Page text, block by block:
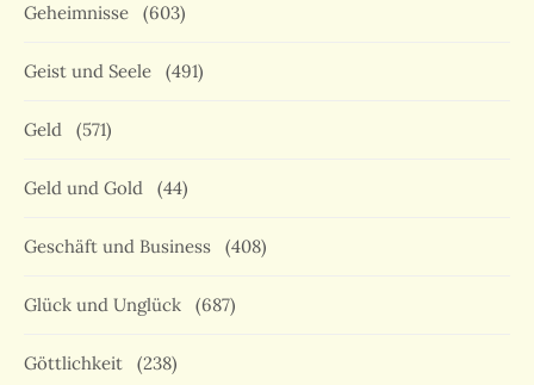
Geheimnisse (603)
Geist und Seele (491)
Geld (571)
Geld und Gold (44)
Geschäft und Business (408)
Glück und Unglück (687)
Göttlichkeit (238)